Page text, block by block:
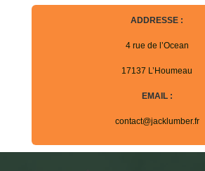
67,20 €.37,63 €.
ADDRESSE :
4 rue de l’Ocean
17137 L’Houmeau
EMAIL :
contact@jacklumber.fr